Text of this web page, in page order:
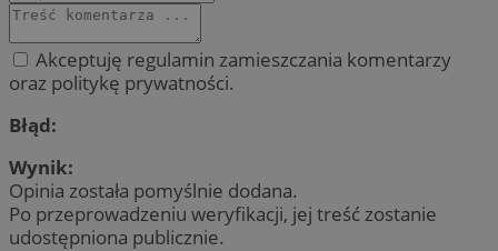
Akceptuję regulamin zamieszczania komentarzy
oraz politykę prywatności.
Błąd:
Wynik:
Opinia została pomyślnie dodana.
Po przeprowadzeniu weryfikacji, jej treść zostanie
udostępniona publicznie.